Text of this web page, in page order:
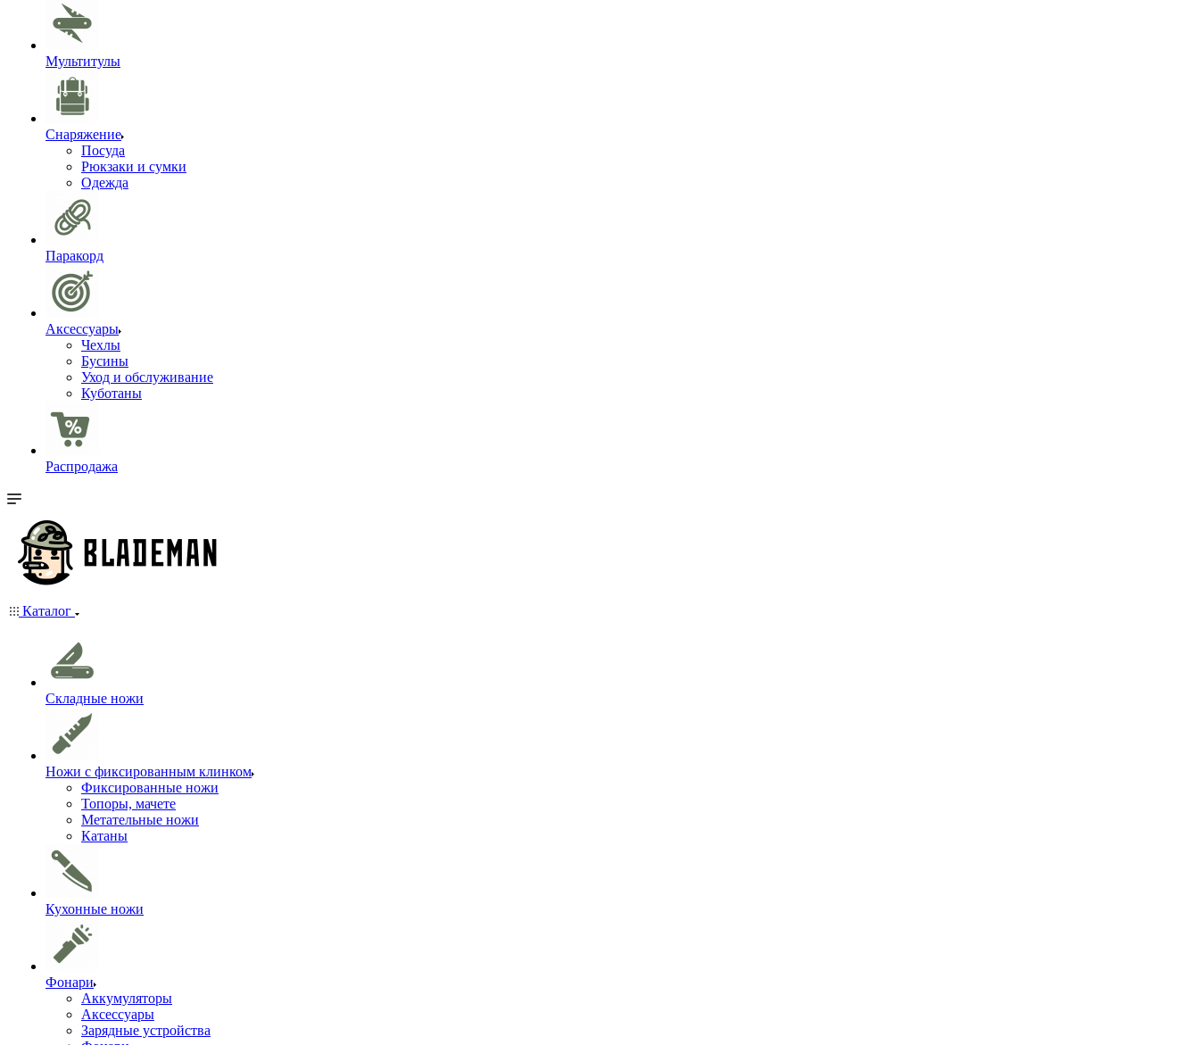
Мультитулы
Снаряжение
Посуда
Рюкзаки и сумки
Одежда
Паракорд
Аксессуары
Чехлы
Бусины
Уход и обслуживание
Куботаны
Распродажа
Каталог
Складные ножи
Ножи с фиксированным клинком
Фиксированные ножи
Топоры, мачете
Метательные ножи
Катаны
Кухонные ножи
Фонари
Аккумуляторы
Аксессуары
Зарядные устройства